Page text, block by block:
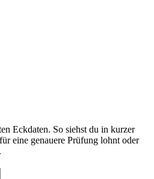
Eckdaten. So siehst du in kurzer
eine genauere Prüfung lohnt oder